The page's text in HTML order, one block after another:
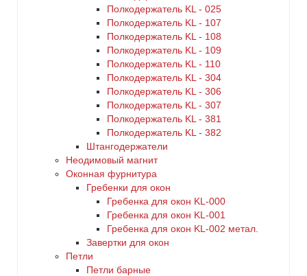
Полкодержатель KL - 025
Полкодержатель KL - 107
Полкодержатель KL - 108
Полкодержатель KL - 109
Полкодержатель KL - 110
Полкодержатель KL - 304
Полкодержатель KL - 306
Полкодержатель KL - 307
Полкодержатель KL - 381
Полкодержатель KL - 382
Штангодержатели
Неодимовый магнит
Оконная фурнитура
Гребенки для окон
Гребенка для окон KL-000
Гребенка для окон KL-001
Гребенка для окон KL-002 метал.
Завертки для окон
Петли
Петли барные